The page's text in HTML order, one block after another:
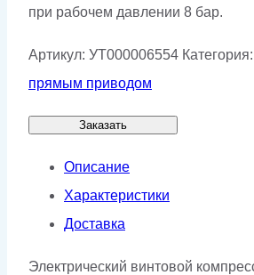
при рабочем давлении 8 бар.
Артикул: УТ000006554 Категория:
прямым приводом
Заказать
Описание
Характеристики
Доставка
Электрический винтовой